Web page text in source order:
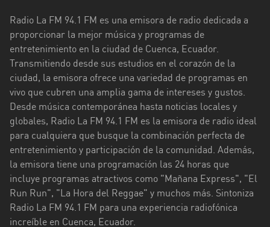
Imbabura
Loja
Los
Ríos
Morona
Santiago
Napo
Pastaza
Radio La FM 94.1 FM es una emisora de radio dedicada a
proporcionar la mejor música y programas de
entretenimiento en la ciudad de Cuenca, Ecuador.
Transmitiendo desde sus estudios en el corazón de la
ciudad, la emisora ofrece una variedad de programas en
vivo que cubren una amplia gama de intereses y gustos.
Desde música contemporánea hasta noticias locales y
globales, Radio La FM 94.1 FM es la emisora de radio ideal
para cualquiera que busque la combinación perfecta de
entretenimiento y participación de la comunidad. Además,
la emisora tiene una programación las 24 horas que
incluye programas atractivos como "Mañana Express", "El
Run Run", "La Hora del Reggae" y muchos más. Sintoniza
Radio La FM 94.1 FM para una experiencia radiofónica
increíble en Cuenca, Ecuador.